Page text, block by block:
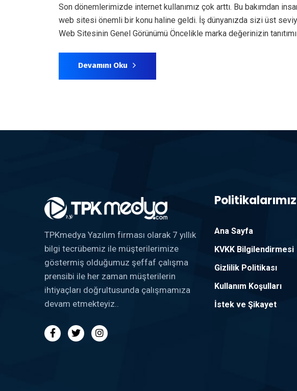
Son dönemlerimizde internet kullanımız çok arttı. Bu bakımdan
web sitesi önemli bir konu haline geldi. İş dünyanızda sizi üst
Web Sitesinin Genel Görünümü Öncelikle marka değerinizin
Devamını Oku
TPKmedya Yazılım firması olarak 7 yıllık
bilgi tecrübemiz ile müşterilerimize
göstermiş olduğumuz şeffaf çalışma
prensibi ile her zaman müşterilerin
ihtiyaçları doğrultusunda çalışmamıza
devam etmekteyiz..
Politikalarımız
Ana Sayfa
KVKK Bilgilendirmesi
Gizlilik Politikası
Kullanım Koşulları
İstek ve Şikayet